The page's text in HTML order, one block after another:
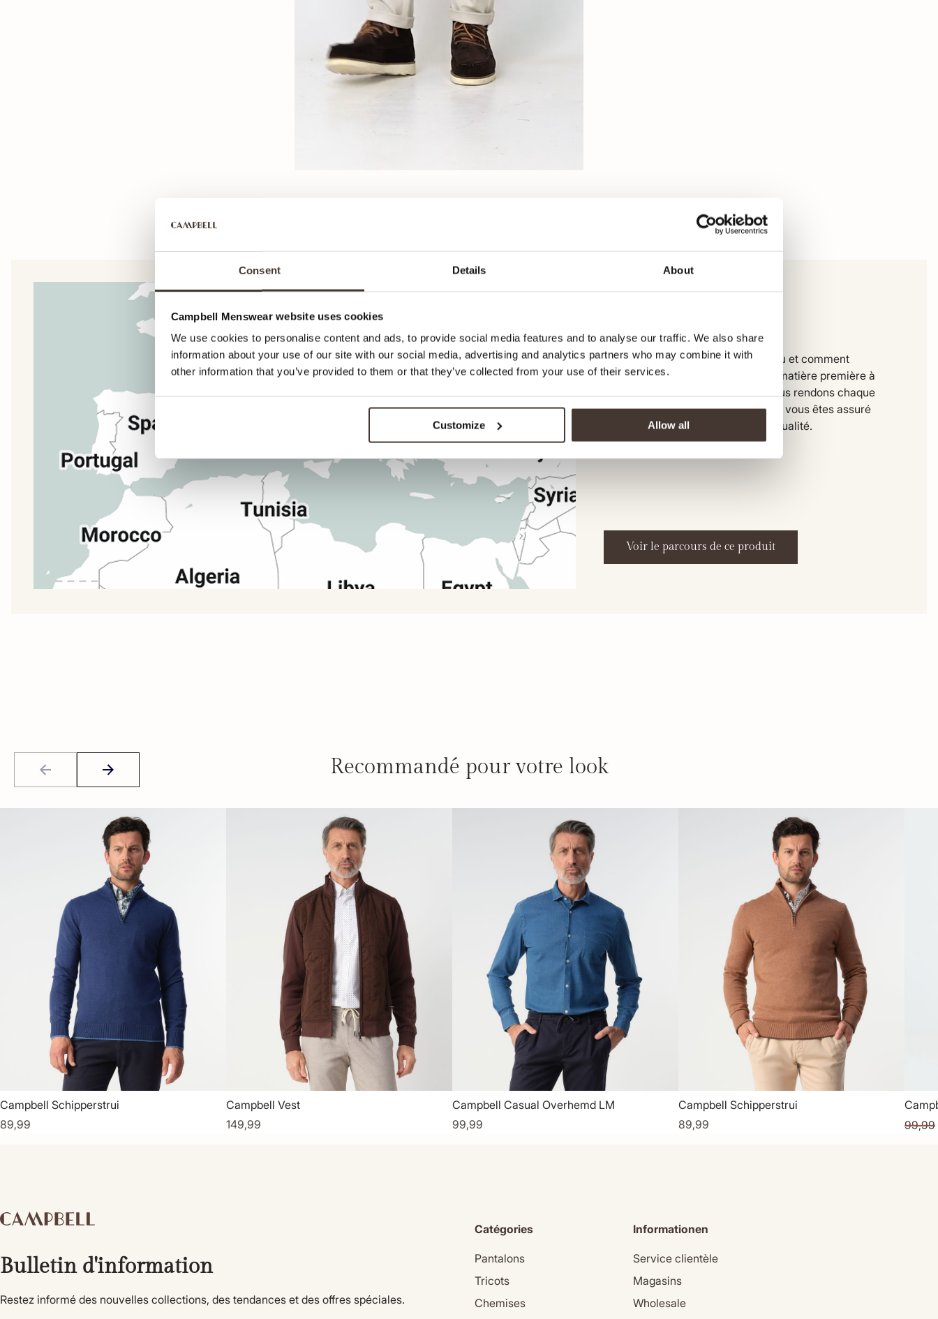
Consent Details About
Campbell Menswear website uses cookies
We use cookies to personalise content and ads, to provide social media features and to analyse our traffic. We also share
information about your use of our site with our social media, advertising and analytics partners who may combine it with
other information that you’ve provided to them or that they’ve collected from your use of their services.
Customize Allow all
Ici, vous pouvez voir exactement où et comment
votre vêtement est fabriqué. De la matière première à
la livraison dans notre entrepôt, nous rendons chaque
étape transparente. De cette façon, vous êtes assuré
d'un produit équitable et de haute qualité.
Voir le parcours de ce produit
Recommandé pour votre look
Campbell Schipperstrui
89,99
Campbell Vest
149,99
Campbell Casual Overhemd LM
99,99
Campbell Schipperstrui
89,99
99,99
Bulletin d'information
Restez informé des nouvelles collections, des tendances et des offres spéciales.
Catégories
Pantalons
Tricots
Chemises
Informationen
Service clientèle
Magasins
Wholesale